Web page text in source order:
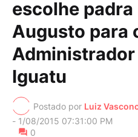
escolhe padra
Augusto para
Iguatu
Postado por Luiz
- 1/08/2015 07:31:00 PM
0